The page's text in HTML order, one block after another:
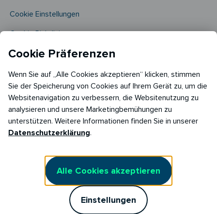
Cookie Einstellungen
Cookie Richtlinie​
Copyright © 2026
RABOT Energy DE GmbH
Hopfenmarkt 33,
Cookie Präferenzen
Wenn Sie auf „Alle Cookies akzeptieren“ klicken, stimmen
Sie der Speicherung von Cookies auf Ihrem Gerät zu, um die
Websitenavigation zu verbessern, die Websitenutzung zu
analysieren und unsere Marketingbemühungen zu
unterstützen. Weitere Informationen finden Sie in unserer
Datenschutzerklärung.
Alle Cookies akzeptieren
Einstellungen